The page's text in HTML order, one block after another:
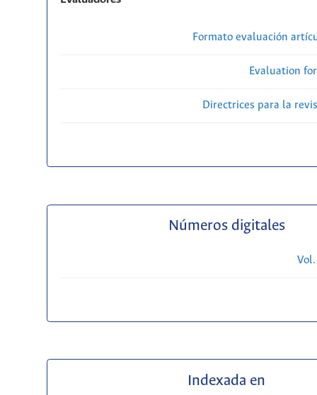
Formato evaluación
Evaluation
Directrices para la
Números digitales
Indexada en